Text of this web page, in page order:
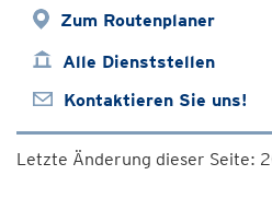
Zum Routenplaner
Alle Dienststellen
Kontaktieren Sie uns!
Letzte Änderung dieser Seite: